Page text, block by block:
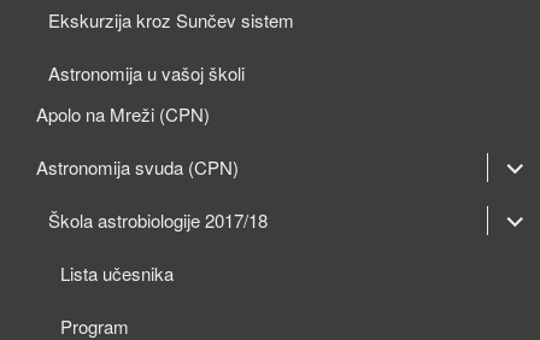
Ekskurzija kroz Sunčev sistem
Astronomija u vašoj školi
Apolo na Mreži (CPN)
Astronomija svuda (CPN)
menu
Škola astrobiologije 2017/18
Lista učesnika
Program